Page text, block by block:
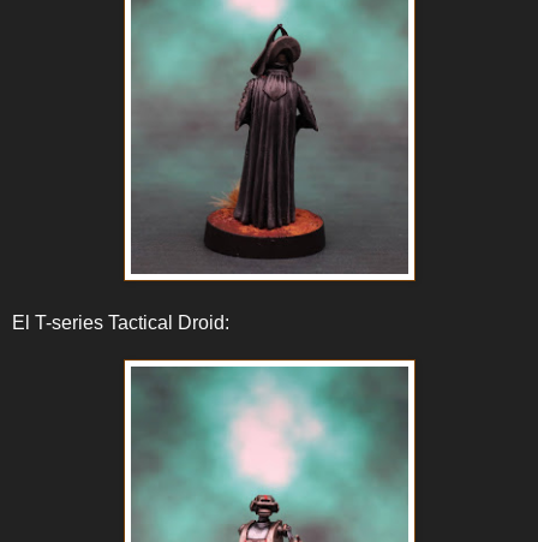
El T-series Tactical Droid: